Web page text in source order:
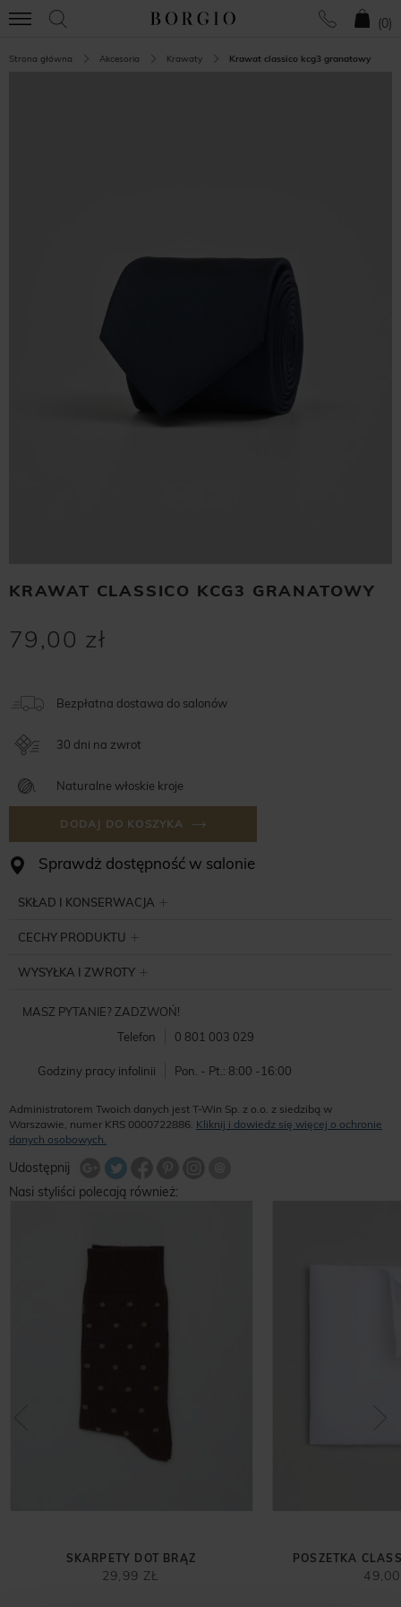
(0)
Strona główna Akcesoria Krawaty Krawat classico kcg3 granatowy
KRAWAT CLASSICO KCG3 GRANATOWY
79,00 zł
Bezpłatna dostawa do salonów
30 dni na zwrot
Naturalne włoskie kroje
DODAJ DO KOSZYKA
Sprawdż dostępność w salonie
SKŁAD I KONSERWACJA
CECHY PRODUKTU
WYSYŁKA I ZWROTY
MASZ PYTANIE? ZADZWOŃ!
Telefon
0 801 003 029
Godziny pracy infolinii Pon. - Pt.: 8:00 -16:00
Administratorem Twoich danych jest T-Win Sp. z o.o. z siedzibą w
Warszawie, numer KRS 0000722886. Kliknij i dowiedz się więcej o ochronie
danych osobowych.
Udostępnij
Share FacebookUdostępnij na Google+
Udostępnij na Google+
Nasi styliści polecają również:
SKARPETY DOT BRĄZ
29,99 ZŁ
POSZETKA